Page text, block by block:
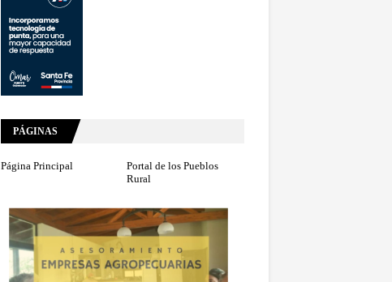
PÁGINAS
Página Principal
Portal de los Pueblos
Rural